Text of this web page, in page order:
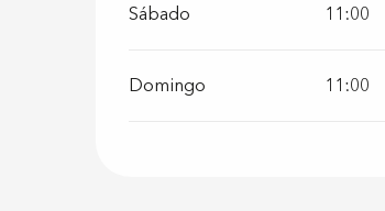
Sábado 11:00
Domingo 11:00